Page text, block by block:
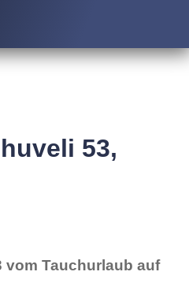
53,
vom Tauchurlaub auf